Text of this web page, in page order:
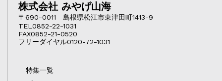
株式会社 みやげ山海
〒690-0011 島根県松江市東津田町1413-9
TEL0852-22-1031
FAX0852-21-0520
フリーダイヤル0120-72-1031
特集一覧